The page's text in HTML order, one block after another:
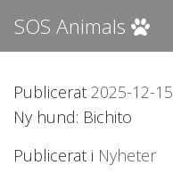
SOS Animals
Publicerat 2025-12-15
Ny hund: Bichito
Publicerat i Nyheter